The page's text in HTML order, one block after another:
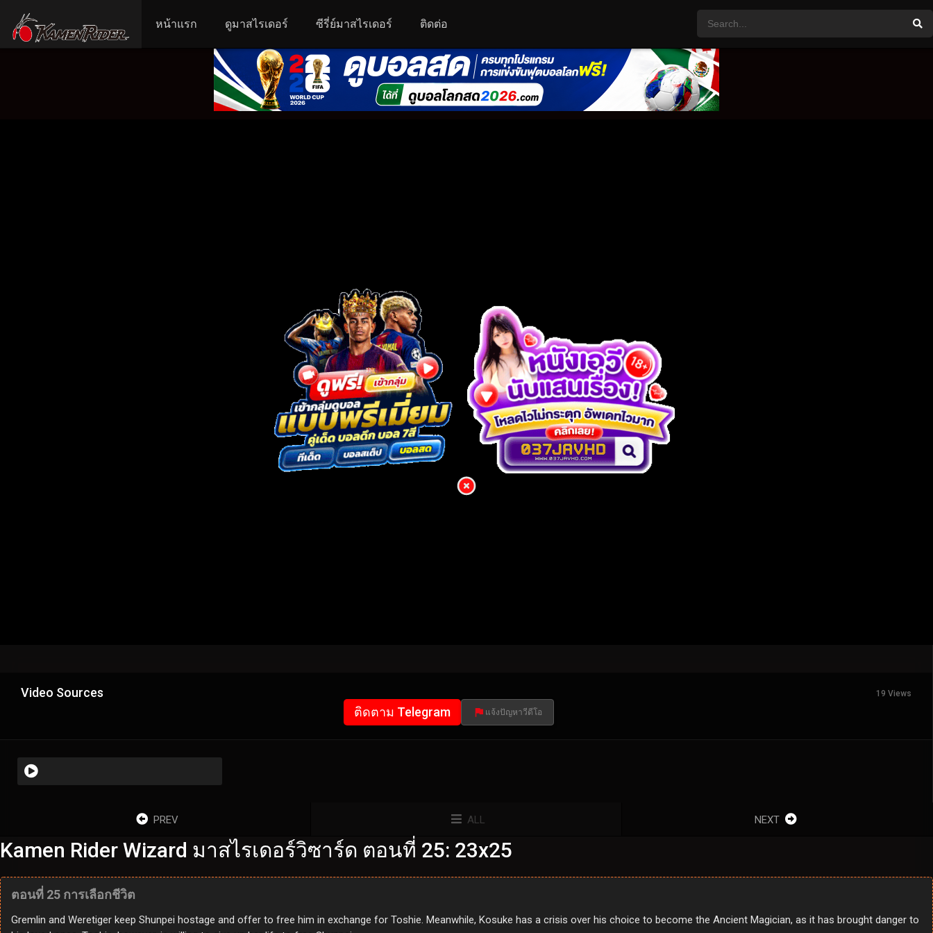
หน้าแรก ดูมาสไรเดอร์ ซีรี่ย์มาสไรเดอร์ ติดต่อ
Video Sources 19 Views
ติดตาม Telegram แจ้งปัญหาวีดีโอ
PREV ALL NEXT
Kamen Rider Wizard มาสไรเดอร์วิซาร์ด ตอนที่ 25: 23x25
ตอนที่ 25 การเลือกชีวิต
Gremlin and Weretiger keep Shunpei hostage and offer to free him in exchange for Toshie. Meanwhile, Kosuke has a crisis over his choice to become the Ancient Magician, as it has brought danger to